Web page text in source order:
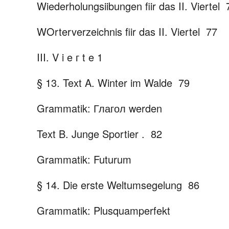
Wiederholungsiibungen fiir das II. Viertel
WOrterverzeichnis fiir das II. Viertel 77
III. V i e г t e 1
§ 13. Text A. Winter im Walde 79
Grammatik: Глагол werden
Text B. Junge Sportier . 82
Grammatik: Futurum
§ 14. Die erste Weltumsegelung 86
Grammatik: Plusquamperfekt